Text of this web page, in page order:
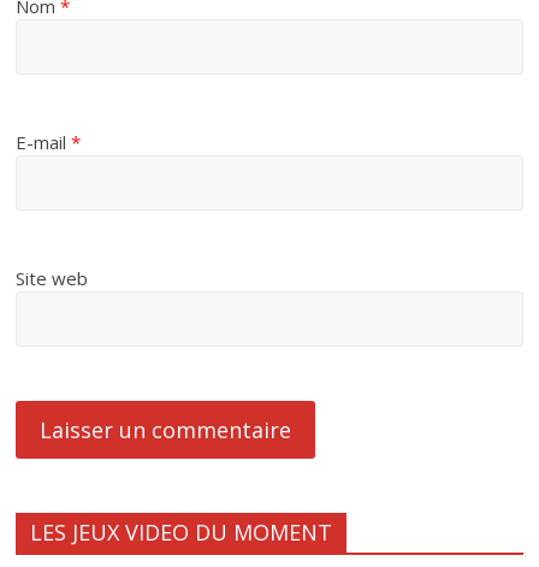
Nom*
E-mail*
Site web
LES JEUX VIDEO DU MOMENT